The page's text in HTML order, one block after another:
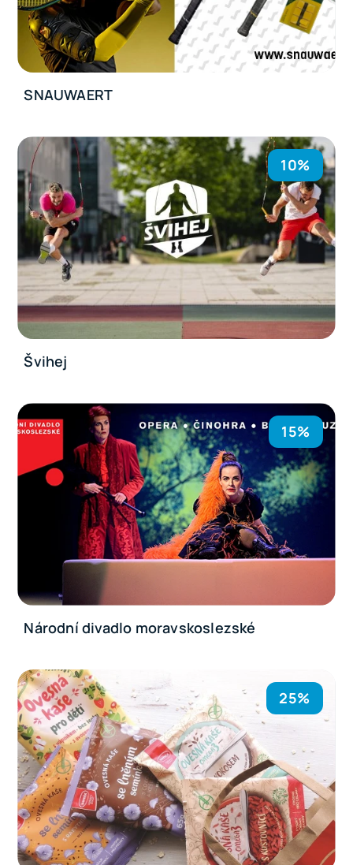
SNAUWAERT
10%
Švihej
15%
Národní divadlo moravskoslezské
25%